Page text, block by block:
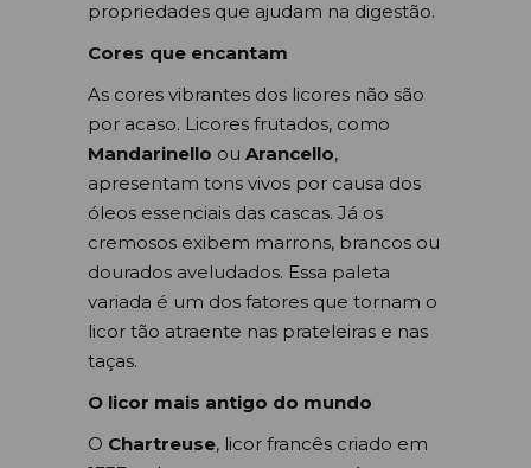
propriedades que ajudam na digestão.
Cores que encantam
As cores vibrantes dos licores não são
por acaso. Licores frutados, como
Mandarinello ou Arancello,
apresentam tons vivos por causa dos
óleos essenciais das cascas. Já os
cremosos exibem marrons, brancos ou
dourados aveludados. Essa paleta
variada é um dos fatores que tornam o
licor tão atraente nas prateleiras e nas
taças.
O licor mais antigo do mundo
O Chartreuse, licor francês criado em